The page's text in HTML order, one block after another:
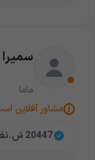
ماما
مشاور آفلاین
20447 ش.نظام